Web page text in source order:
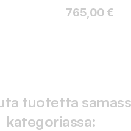
Hinta
765,00 €
tuotetta
kategoriassa: